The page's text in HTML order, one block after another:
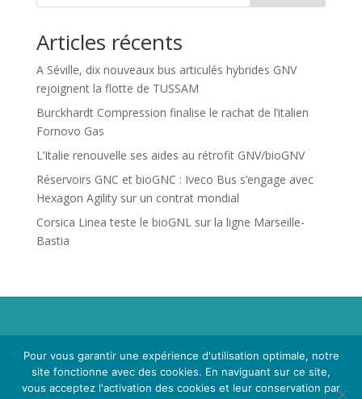
Articles récents
A Séville, dix nouveaux bus articulés hybrides GNV
rejoignent la flotte de TUSSAM
Burckhardt Compression finalise le rachat de l’italien
Fornovo Gas
L’Italie renouvelle ses aides au rétrofit GNV/bioGNV
Réservoirs GNC et bioGNC : Iveco Bus s’engage avec
Hexagon Agility sur un contrat mondial
Corsica Linea teste le bioGNL sur la ligne Marseille-
Bastia
Propriété de Territoire d'Energie Lot-et-Garonne. Voir
Mentions LégalesetPolitique de Confidentialité.
Pour vous garantir une expérience d'utilisation optimale, notre
site fonctionne avec des cookies. En naviguant sur ce site,
vous acceptez l'activation des cookies et leur conservation par